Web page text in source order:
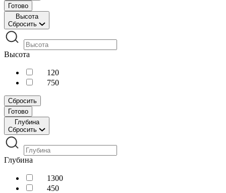
Готово
Высота
Сбросить
Высота
120
750
Сбросить
Готово
Глубина
Сбросить
Глубина
1300
450